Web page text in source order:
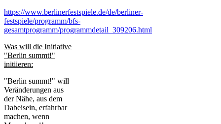
https://www.berlinerfestspiele.de/de/berliner-
festspiele/programm/bfs-
gesamtprogramm/programmdetail_309206.html
Was will die Initiative
"Berlin summt!"
initiieren:
"Berlin summt!" will
Veränderungen aus
der Nähe, aus dem
Dabeisein, erfahrbar
machen, wenn